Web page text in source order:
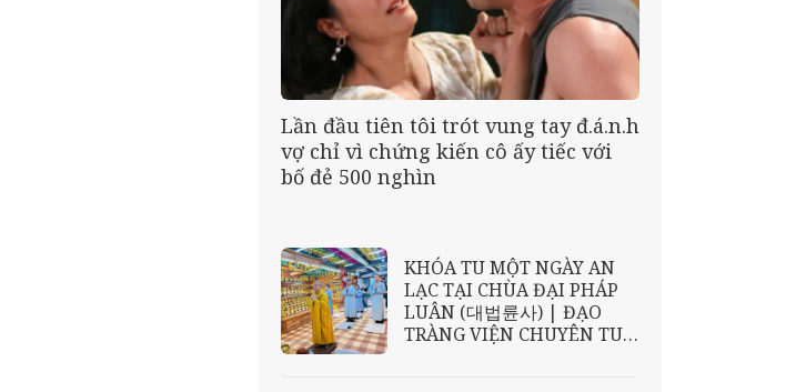
Lần đầu tiên tôi trót vung tay đ.á.n.h
vợ chỉ vì chứng kiến cô ấy tiếc với
bố đẻ 500 nghìn
KHÓA TU MỘT NGÀY AN
LẠC TẠI CHÙA ĐẠI PHÁP
LUÂN (대법륜사) | ĐẠO
TRÀNG VIỆN CHUYÊN TU